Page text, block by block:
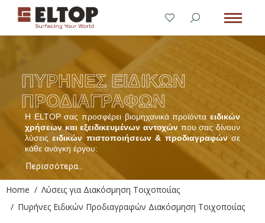
ΠΥΡΗΝΕΣ ΕΙΔΙΚΩΝ
ΠΡΟΔΙΑΓΡΑΦΩΝ
Η ELTOP σας προσφέρει βιομηχανικά προϊόντα ειδικών
χρήσεων και εξειδικευμένων αντοχών που σας δίνουν
λύσειςειδικών πιστοποιήσεων & προδιαγραφώνσε
κάθε ανάγκη έργου:
Περισσότερα...
You are here:
Home
Λύσεις για Διακόσμηση Τοιχοποιίας
Πυρήνες Ειδικών Προδιαγραφών Διακόσμηση Τοιχοποιίας